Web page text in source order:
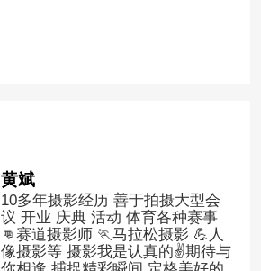
黄斌
10多年摄影经历 善于拍摄大型会
议 开业 庆典 活动 体育各种赛事
👊赛道摄影师 🏃马拉松摄影 💪人
像摄影等 摄影我是认真的✌️期待与